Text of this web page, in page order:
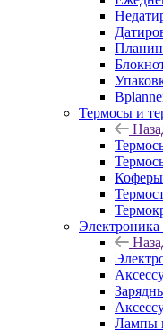
Термосы и
Коферы
Электроника
Лампы